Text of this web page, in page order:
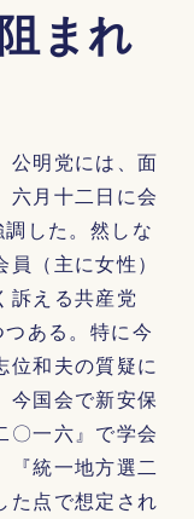
まれ
公明党には、面
六月十二日に会
調した。然しな
（主に女性）
訴える共産党
ある。特に今
位和夫の質疑に
今国会で新安保
〇一六』で学会
『統一地方選二
た点で想定され